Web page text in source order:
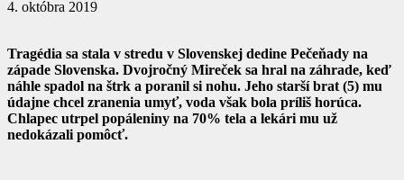
4. októbra 2019
Tragédia sa stala v stredu v Slovenskej dedine Pečeňady na
západe Slovenska. Dvojročný Mireček sa hral na záhrade, keď
náhle spadol na štrk a poranil si nohu. Jeho starší brat (5) mu
údajne chcel zranenia umyť, voda však bola príliš horúca.
Chlapec utrpel popáleniny na 70% tela a lekári mu už
nedokázali pomôcť.